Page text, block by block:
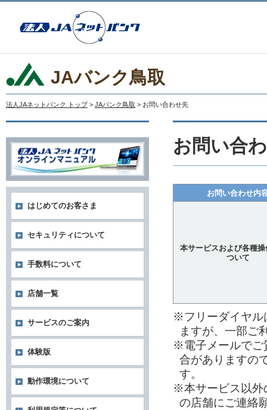
JAバンク鳥取
法人JAネットバンク トップ > JAバンク鳥取 > お問い合わせ先
お問い合
お問い合わせ内
本サービスおよび各種操
ついて
※フリーダイヤル
ますが、一部ご
※電子メールでご
合がありますの
す。
※本サービス以外
の店舗にご連絡
はじめてのお客さま
セキュリティについて
手数料について
店舗一覧
サービスのご案内
体験版
動作環境について